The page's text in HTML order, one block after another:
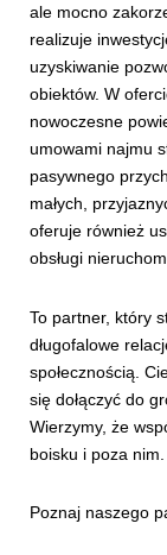
SKLEP
ale mocno
realizuje
uzyskiwanie
obiektów. W
nowoczesne
umowami najmu
pasywnego
małych,
oferuje również
obsługi
To partner, który
długofalowe
społecznością.
się dołączyć do
Wierzymy, że
boisku i poza nim.
Poznaj naszego